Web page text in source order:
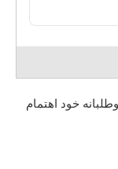
خود اهتمام